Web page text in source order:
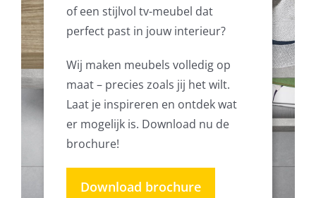
of een stijlvol tv-meubel dat
perfect past in jouw interieur?
Wij maken meubels volledig op
maat – precies zoals jij het wilt.
Laat je inspireren en ontdek wat
er mogelijk is. Download nu de
brochure!
Download brochure